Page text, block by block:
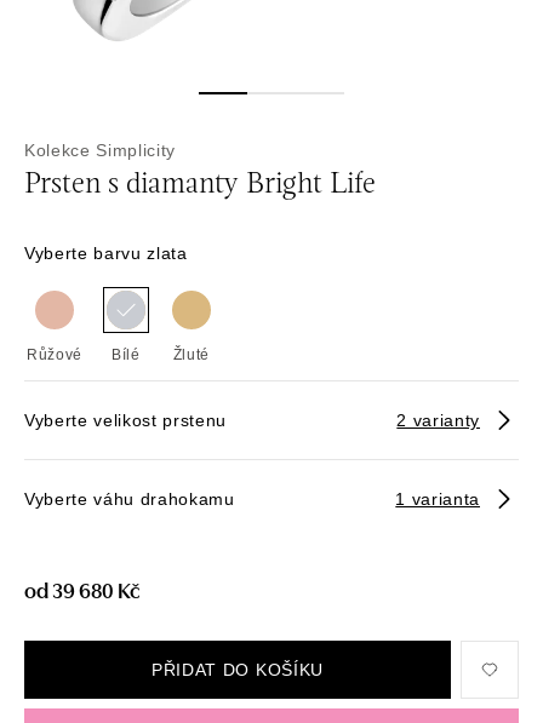
Kolekce Simplicity
Prsten s diamanty Bright Life
Vyberte barvu zlata
Růžové Bílé Žluté
Vyberte velikost prstenu 2 varianty
Vyberte váhu drahokamu 1 varianta
od 39 680 Kč
PŘIDAT DO KOŠÍKU